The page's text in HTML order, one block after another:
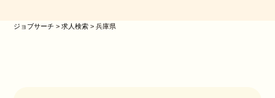
ジョブサーチ >求人検索 >兵庫県